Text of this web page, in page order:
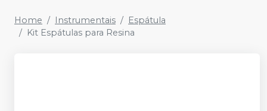
Home Instrumentais
Espátula
Kit Espátulas para Resina